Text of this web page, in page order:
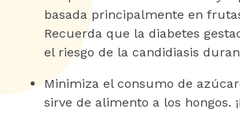
basada principalmente en
Recuerda que la diabetes
el riesgo de la candidiasis
Minimiza el consumo de
sirve de alimento a los hongos.